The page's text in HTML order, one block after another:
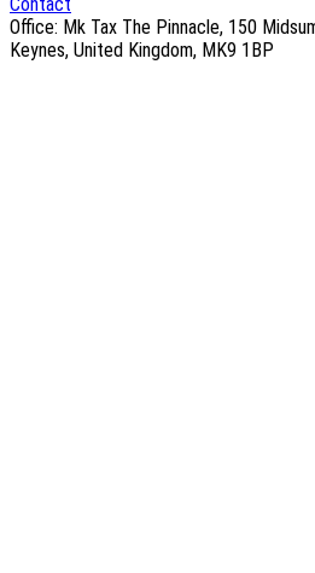
Contact
Office: Mk Tax The Pinnacle, 150
Keynes, United Kingdom, MK9 1BP